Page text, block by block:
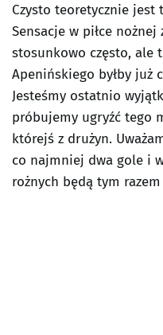
Czysto teoretycznie
Sensacje w piłce
stosunkowo często, ale
Apenińskiego byłby już
Jesteśmy ostatnio
próbujemy ugryźć tego
którejś z drużyn.
co najmniej dwa gole i
rożnych będą tym